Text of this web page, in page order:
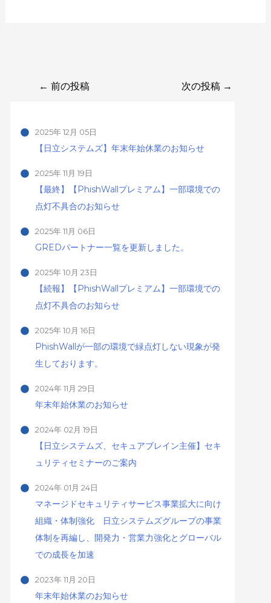
← 前の投稿 次の投稿 →
【日立システムズ】年末年始休業のお知らせ
2025年 12月 05日
【最終】【PhishWallプレミアム】一部環境での
点灯不具合のお知らせ
2025年 11月 19日
GREDパートナー一覧を更新しました。
2025年 11月 06日
【続報】【PhishWallプレミアム】一部環境での
点灯不具合のお知らせ
2025年 10月 23日
PhishWallが一部の環境で緑点灯しない現象が発
生しております。
2025年 10月 16日
年末年始休業のお知らせ
2024年 11月 29日
【日立システムズ、セキュアブレイン主催】セキ
ュリティセミナーのご案内
2024年 02月 19日
マネージドセキュリティサービス事業拡大に向け
組織・体制強化 日立システムズグループの事業
体制を再編し、開発力・営業力強化とグローバル
での成長を加速
2024年 01月 24日
年末年始休業のお知らせ
2023年 11月 20日